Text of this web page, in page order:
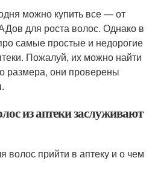
можно купить все — от
для роста волос. Однако в
самые простые и недорогие
Пожалуй, их можно найти
размера, они проверены
из аптеки заслуживают
волос прийти в аптеку и о чем